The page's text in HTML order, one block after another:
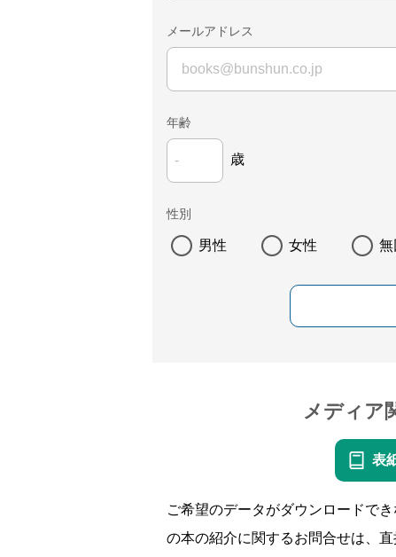
メールアドレス
年齢
歳
性別
男性 女性 無
メディア
表
ご希望のデータがダウンロードで
の本の紹介に関するお問合せは、